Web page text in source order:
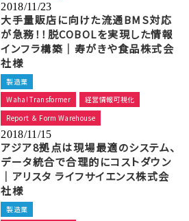
2018/11/23
大手量販店に向けた流通BMS対応
が急務！！脱COBOLを実現した情報
インフラ構築｜寿がきや食品株式会
社様
製造業
Waha! Transformer
経営情報可視化
Report ＆ Form Warehouse
2018/11/15
アジア8拠点は現場最適のシステム、
データ統合で合理的にコストダウン
｜アリスタ ライフサイエンス株式会
社様
製造業